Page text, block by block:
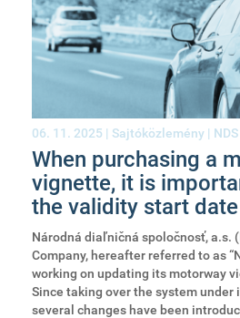
06. 11. 2025 | Sajtóközlemény | NDS
When purchasing a
vignette, it is
the validity start date
Národná diaľničná spoločnosť, a.s.
Company, hereafter referred to as
working on updating its motorway
Since taking over the system under
several changes have been